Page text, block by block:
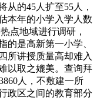
从的45人扩至55人，
本年的小学入学人数
点地域进行调研，
的是高新第一小学、
所讲授质量高却难入
以取之媲美。查询拜
人，不敷建一所
政区之间的教育部分